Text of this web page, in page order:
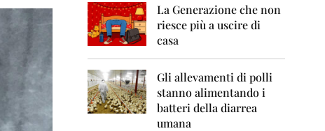
0
0
La Generazione che non
riesce più a uscire di
casa
Gli allevamenti di polli
stanno alimentando i
batteri della diarrea
umana